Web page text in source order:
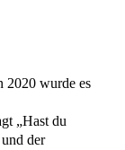
2020 wurde es
„Hast du
der